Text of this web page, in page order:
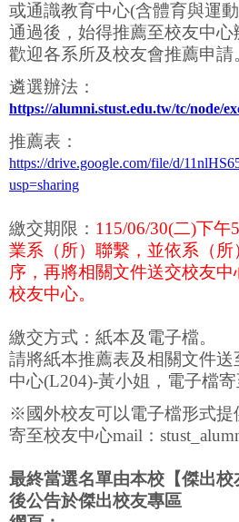
或通識教育中心(含體育與運
通過後，始得推薦至校友中心
歡迎各系所及校友會推薦申請
遴選辦法：
https://alumni.stust.edu.tw/tc/node/
推薦表：
https://drive.google.com/file/d/
usp=sharing
繳交期限： 115/06/30(二)下午
業系（所）聯繫，並依系（
序，再將相關文件送交校友
校友中心。
繳交方式： 紙本及電子檔。
請將紙本推薦表及相關文件
中心(L204)-黃小姐， 電子檔寄
※國外校友可以電子檔形式提
寄至校友中心mail：
最終當選名單由本校【傑出
後公告於傑出校友專區